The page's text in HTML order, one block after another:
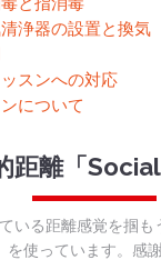
浄器の設置と換気
スンへの対応
について
距離「
いる距離感覚を掴も
使っています。感